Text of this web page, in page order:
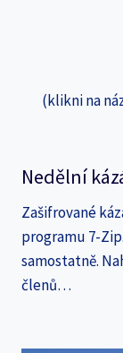
(klikni na
Nedělní
Zašifrované
programu 7-
samostatně.
členů…